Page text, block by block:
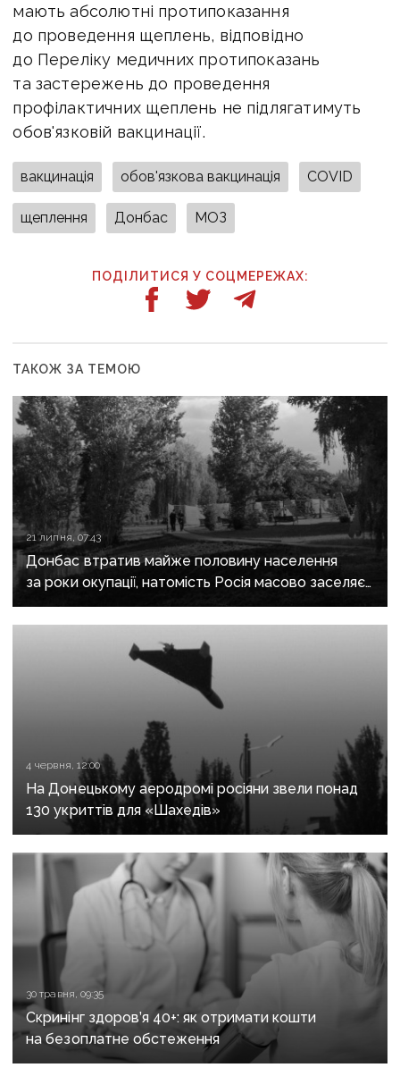
мають абсолютні протипоказання
до проведення щеплень, відповідно
до Переліку медичних протипоказань
та застережень до проведення
профілактичних щеплень не підлягатимуть
обов'язковій вакцинації.
вакцинація обов'язкова вакцинація COVID
щеплення Донбас МОЗ
ПОДІЛИТИСЯ У СОЦМЕРЕЖАХ:
ТАКОЖ ЗА ТЕМОЮ
21 липня, 07:43
Донбас втратив майже половину населення
за роки окупації, натомість Росія масово заселяє
регіон своїми громадянами — ГУР
4 червня, 12:00
На Донецькому аеродромі росіяни звели понад
130 укриттів для «Шахедів»
30 травня, 09:35
Скринінг здоров’я 40+: як отримати кошти
на безоплатне обстеження